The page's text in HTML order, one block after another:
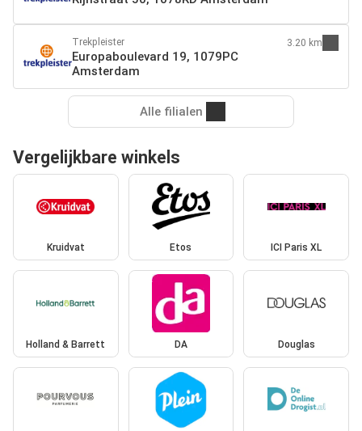
Trekpleister
Europaboulevard 19, 1079PC
Amsterdam
3.20 km
Alle filialen
Vergelijkbare winkels
Kruidvat Etos ICI Paris XL
Holland & Barrett DA Douglas